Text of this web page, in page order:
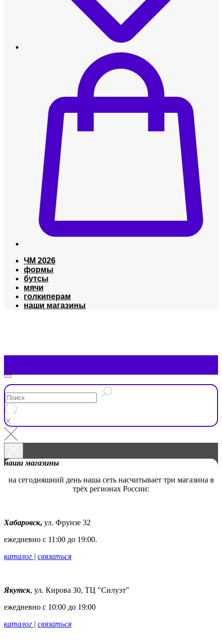
ЧМ 2026
формы
бутсы
мячи
голкиперам
наши магазины
наши магазины
на сегодняшний день наша сеть насчитывает три магазина в
трёх регионах России:
Хабаровск, ул. Фрунзе 32
ежедневно с 11:00 до 19:00.
каталог | связаться
Якутск, ул. Кирова 30, ТЦ "Силуэт"
ежедневно с 10:00 до 19:00
каталог | связаться